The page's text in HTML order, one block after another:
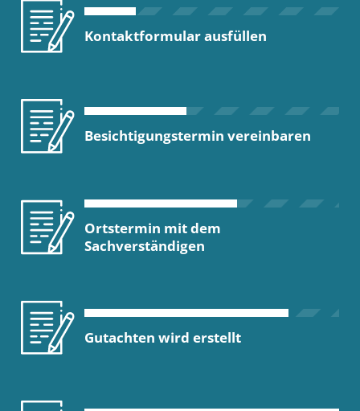
Kontaktformular ausfüllen
Besichtigungstermin vereinbaren
Ortstermin mit dem
Sachverständigen
Gutachten wird erstellt